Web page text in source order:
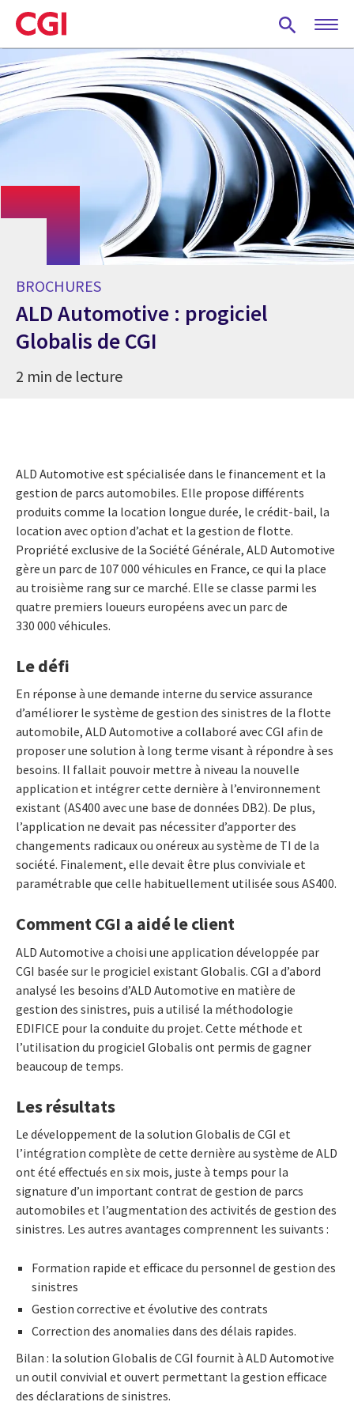
Skip
to
main
content
BROCHURES
ALD Automotive : progiciel
Globalis de CGI
2 min de lecture
ALD Automotive est spécialisée dans le financement et la
gestion de parcs automobiles. Elle propose différents
produits comme la location longue durée, le crédit-bail, la
location avec option d’achat et la gestion de flotte.
Propriété exclusive de la Société Générale, ALD Automotive
gère un parc de 107 000 véhicules en France, ce qui la place
au troisième rang sur ce marché. Elle se classe parmi les
quatre premiers loueurs européens avec un parc de
330 000 véhicules.
Le défi
En réponse à une demande interne du service assurance
d’améliorer le système de gestion des sinistres de la flotte
automobile, ALD Automotive a collaboré avec CGI afin de
proposer une solution à long terme visant à répondre à ses
besoins. Il fallait pouvoir mettre à niveau la nouvelle
application et intégrer cette dernière à l’environnement
existant (AS400 avec une base de données DB2). De plus,
l’application ne devait pas nécessiter d’apporter des
changements radicaux ou onéreux au système de TI de la
société. Finalement, elle devait être plus conviviale et
paramétrable que celle habituellement utilisée sous AS400.
Comment CGI a aidé le client
ALD Automotive a choisi une application développée par
CGI basée sur le progiciel existant Globalis. CGI a d’abord
analysé les besoins d’ALD Automotive en matière de
gestion des sinistres, puis a utilisé la méthodologie
EDIFICE pour la conduite du projet. Cette méthode et
l’utilisation du progiciel Globalis ont permis de gagner
beaucoup de temps.
Les résultats
Le développement de la solution Globalis de CGI et
l’intégration complète de cette dernière au système de ALD
ont été effectués en six mois, juste à temps pour la
signature d’un important contrat de gestion de parcs
automobiles et l’augmentation des activités de gestion des
sinistres. Les autres avantages comprennent les suivants :
Formation rapide et efficace du personnel de gestion des
sinistres
Gestion corrective et évolutive des contrats
Correction des anomalies dans des délais rapides.
Bilan : la solution Globalis de CGI fournit à ALD Automotive
un outil convivial et ouvert permettant la gestion efficace
des déclarations de sinistres.